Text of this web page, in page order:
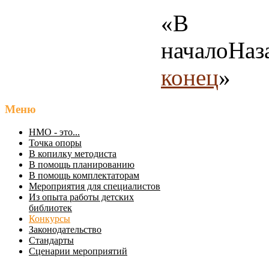
«В
начало
конец»
Меню
НМО - это...
Точка опоры
В копилку методиста
В помощь планированию
В помощь комплектаторам
Мероприятия для специалистов
Из опыта работы детских
библиотек
Конкурсы
Законодательство
Стандарты
Сценарии мероприятий